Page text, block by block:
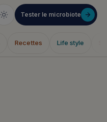
Tester le microbiote
Recettes Life style